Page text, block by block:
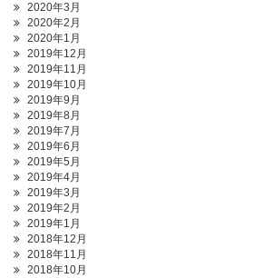
2020年3月
2020年2月
2020年1月
2019年12月
2019年11月
2019年10月
2019年9月
2019年8月
2019年7月
2019年6月
2019年5月
2019年4月
2019年3月
2019年2月
2019年1月
2018年12月
2018年11月
2018年10月